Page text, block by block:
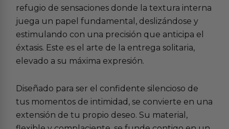
refugio de sensaciones donde la textura interna
juega un papel fundamental, deslizándose y
estimulando con una precisión que anticipa el
éxtasis. Este es el arte de la entrega solitaria,
elevado a su máxima expresión.
Diseñado para ser el confidente silencioso de
tus momentos de intimidad, se convierte en una
extensión de tu propio deseo. Su material,